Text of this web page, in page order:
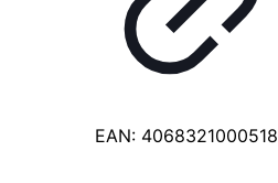
EAN: 4068321000518